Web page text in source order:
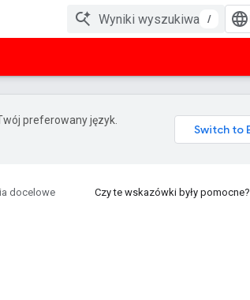
/
preferowany język.
docelowe Czy te wskazówki były pomocne?